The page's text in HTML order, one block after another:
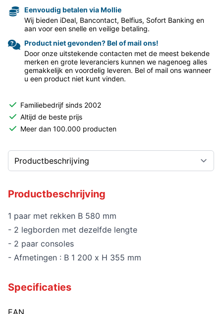
Eenvoudig betalen via Mollie
Wij bieden iDeal, Bancontact, Belfius, Sofort Banking en
aan voor een snelle en veilige betaling.
Product niet gevonden? Bel of mail ons!
Door onze uitstekende contacten met de meest bekende
merken en grote leveranciers kunnen we nagenoeg alles
gemakkelijk en voordelig leveren. Bel of mail ons wanneer
u een product niet kunt vinden.
Familiebedrijf sinds 2002
Altijd de beste prijs
Meer dan 100.000 producten
Productbeschrijving
1 paar met rekken B 580 mm
- 2 legborden met dezelfde lengte
- 2 paar consoles
- Afmetingen : B 1 200 x H 355 mm
Specificaties
EAN